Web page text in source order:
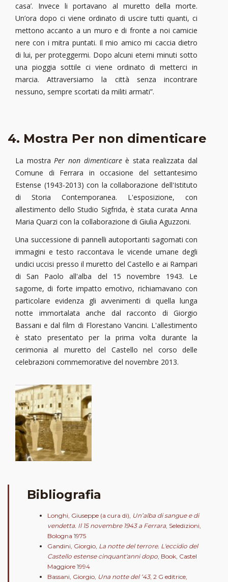
casa’. Invece li portavano al muretto della morte.
Un’ora dopo ci viene ordinato di uscire tutti quanti, ci
mettono accanto a un muro e di fronte a noi camicie
nere con i mitra puntati. Il mio amico mi caccia dietro
di lui, per proteggermi. Dopo alcuni eterni minuti sotto
una pioggia sottile ci viene ordinato di metterci in
marcia. Attraversiamo la città senza incontrare
nessuno, sempre scortati da militi armati”.
4. Mostra Per non dimenticare
La mostra Per non dimenticareè stata realizzata dal
Comune di Ferrara in occasione del settantesimo
Estense (1943-2013) con la collaborazione dell'Istituto
di Storia Contemporanea. L'esposizione, con
allestimento dello Studio Sigfrida, è stata curata Anna
Maria Quarzi con la collaborazione di Giulia Aguzzoni.
Una successione di pannelli autoportanti sagomati con
immagini e testo raccontava le vicende umane degli
undici uccisi presso il muretto del Castello e ai Rampari
di San Paolo all'alba del 15 novembre 1943. Le
sagome, di forte impatto emotivo, richiamavano con
particolare evidenza gli avvenimenti di quella lunga
notte immortalata anche dal racconto di Giorgio
Bassani e dal film di Florestano Vancini. L'allestimento
è stato presentato per la prima volta durante la
cerimonia al muretto del Castello nel corso delle
celebrazioni commemorative del novembre 2013.
Bibliografia
Longhi, Giuseppe (a cura di), Un’alba di sangue e di
vendetta. Il 15 novembre 1943 a Ferrara , Seledizioni,
Bologna 1975
Gandini, Giorgio, La notte del terrore. L'eccidio del
Castello estense cinquant'anni dopo , Book, Castel
Maggiore 1994
Bassani, Giorgio, Una notte del ‘43, 2 G editrice,